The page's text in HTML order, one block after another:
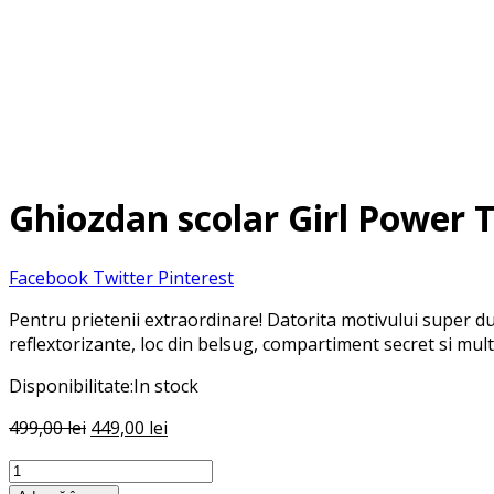
Ghiozdan scolar Girl Power
Facebook Twitter Pinterest
Pentru prietenii extraordinare! Datorita motivului super
reflextorizante, loc din belsug, compartiment secret si
Disponibilitate:In stock
499,00lei Prețul
449,00 lei
Cantitate